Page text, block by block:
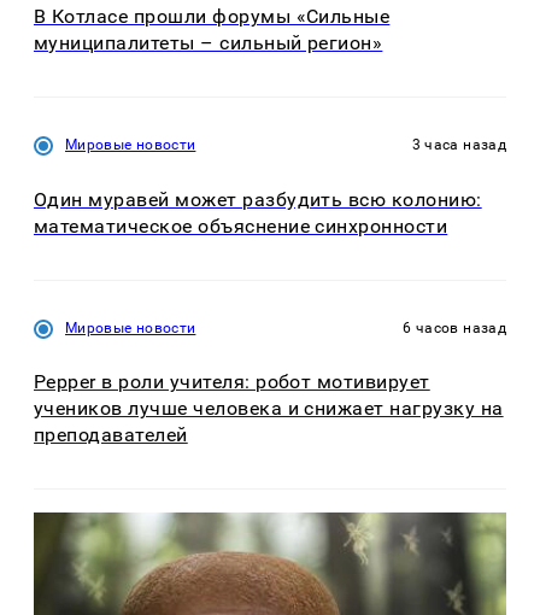
В Котласе прошли форумы «Сильные
муниципалитеты – сильный регион»
Мировые новости 3 часа назад
Один муравей может разбудить всю колонию:
математическое объяснение синхронности
Мировые новости 6 часов назад
Pepper в роли учителя: робот мотивирует
учеников лучше человека и снижает нагрузку на
преподавателей